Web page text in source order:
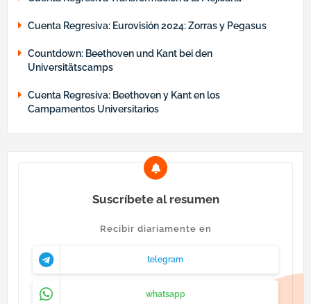
Cuenta Regresiva: Eurovisión 2024: Zorras y Pegasus
Countdown: Beethoven und Kant bei den
Universitätscamps
Cuenta Regresiva: Beethoven y Kant en los
Campamentos Universitarios
Suscríbete al resumen
Recibir diariamente en
telegram
whatsapp